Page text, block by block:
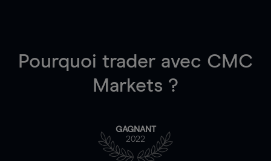
Pourquoi trader avec CMC
Markets ?
GAGNANT
2022